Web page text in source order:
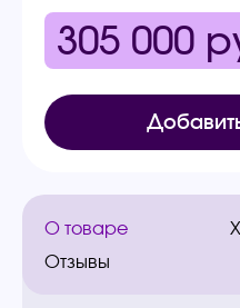
305 000
О товаре
Отзывы